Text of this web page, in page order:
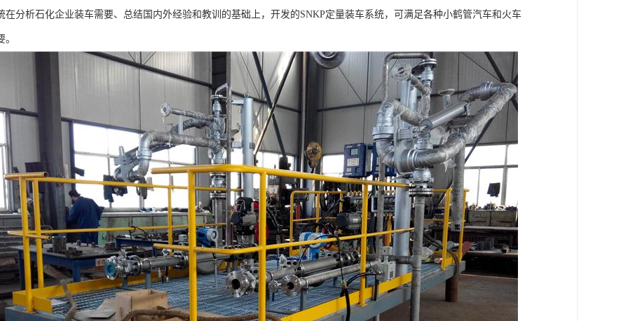
在分析石化企业装车需要、总结国内外经验和教训的基础上，开发的SNKP定量装车系统，可满足各种小鹤管汽车和火车